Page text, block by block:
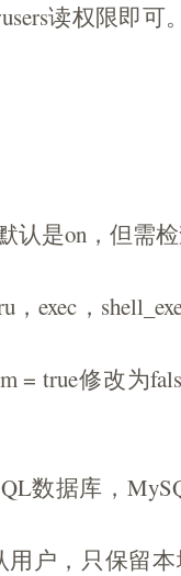
读权限即可
认是on，但需
exec，
= true修改为
数据库，
户，只保留本